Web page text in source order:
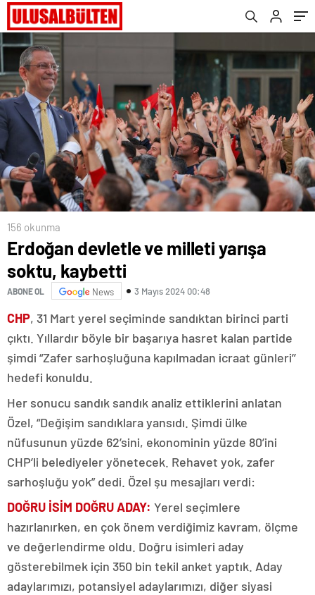
156 okunma
Erdoğan devletle ve milleti yarışa
soktu, kaybetti
ABONE OL News 3 Mayıs 2024 00:48
CHP, 31 Mart yerel seçiminde sandıktan birinci parti
çıktı. Yıllardır böyle bir başarıya hasret kalan partide
şimdi “Zafer sarhoşluğuna kapılmadan icraat günleri’’
hedefi konuldu.
Her sonucu sandık sandık analiz ettiklerini anlatan
Özel, “Değişim sandıklara yansıdı. Şimdi ülke
nüfusunun yüzde 62’sini, ekonominin yüzde 80’ini
CHP’li belediyeler yönetecek. Rehavet yok, zafer
sarhoşluğu yok” dedi. Özel şu mesajları verdi:
DOĞRU İSİM DOĞRU ADAY: Yerel seçimlere
hazırlanırken, en çok önem verdiğimiz kavram, ölçme
ve değerlendirme oldu. Doğru isimleri aday
gösterebilmek için 350 bin tekil anket yaptık. Aday
adaylarımızı, potansiyel adaylarımızı, diğer siyasi